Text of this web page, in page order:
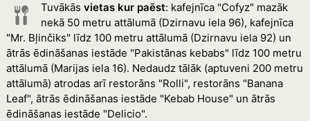
Tuvākās vietas kur paēst: kafejnīca "Cofyz" mazāk
nekā 50 metru attālumā (Dzirnavu iela 96), kafejnīca
"Mr. Bļinčiks" līdz 100 metru attālumā (Dzirnavu iela 92) un
ātrās ēdināšanas iestāde "Pakistānas kebabs" līdz 100 metru
attālumā (Marijas iela 16). Nedaudz tālāk (aptuveni 200 metru
attālumā) atrodas arī restorāns "Rolli", restorāns "Banana
Leaf", ātrās ēdināšanas iestāde "Kebab House" un ātrās
ēdināšanas iestāde "Delicio".